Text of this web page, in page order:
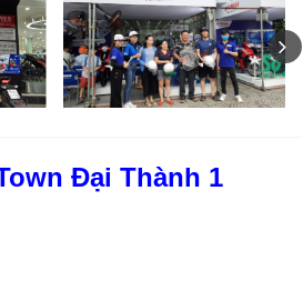
Đại Thành 1